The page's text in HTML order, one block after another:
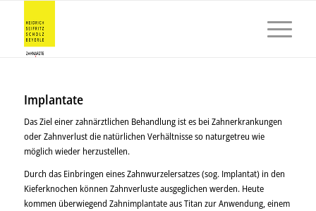
Implantate
Das Ziel einer zahnärztlichen Behandlung ist es bei Zahnerkrankungen
oder Zahnverlust die natürlichen Verhältnisse so naturgetreu wie
möglich wieder herzustellen.
Durch das Einbringen eines Zahnwurzelersatzes (sog. Implantat) in den
Kieferknochen können Zahnverluste ausgeglichen werden. Heute
kommen überwiegend Zahnimplantate aus Titan zur Anwendung, einem